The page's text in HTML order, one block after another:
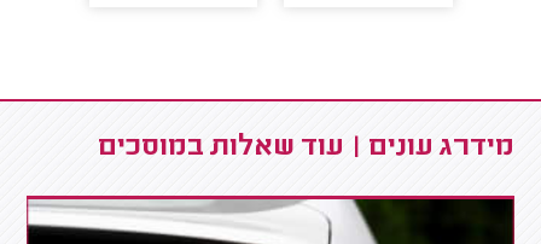
מידרג עונים | עוד שאלות במוסכים